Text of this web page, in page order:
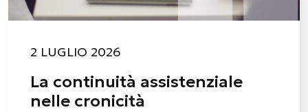
2 LUGLIO 2026
La continuità assistenziale
nelle cronicità